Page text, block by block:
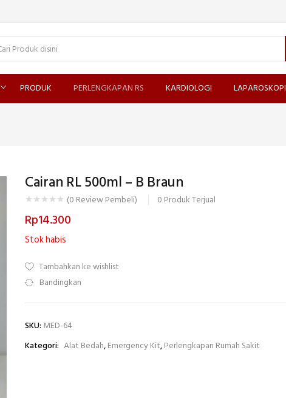
PRODUK PERLENGKAPAN RS KARDIOLOGI LAPAROSKOPI
Cairan RL 500ml – B Braun
(0 Review Pembeli) 0 Produk Terjual
Rp14.300
Stok habis
Tambahkan ke wishlist
Bandingkan
SKU: MED-64
Kategori: Alat Bedah,Emergency Kit,Perlengkapan Rumah Sakit